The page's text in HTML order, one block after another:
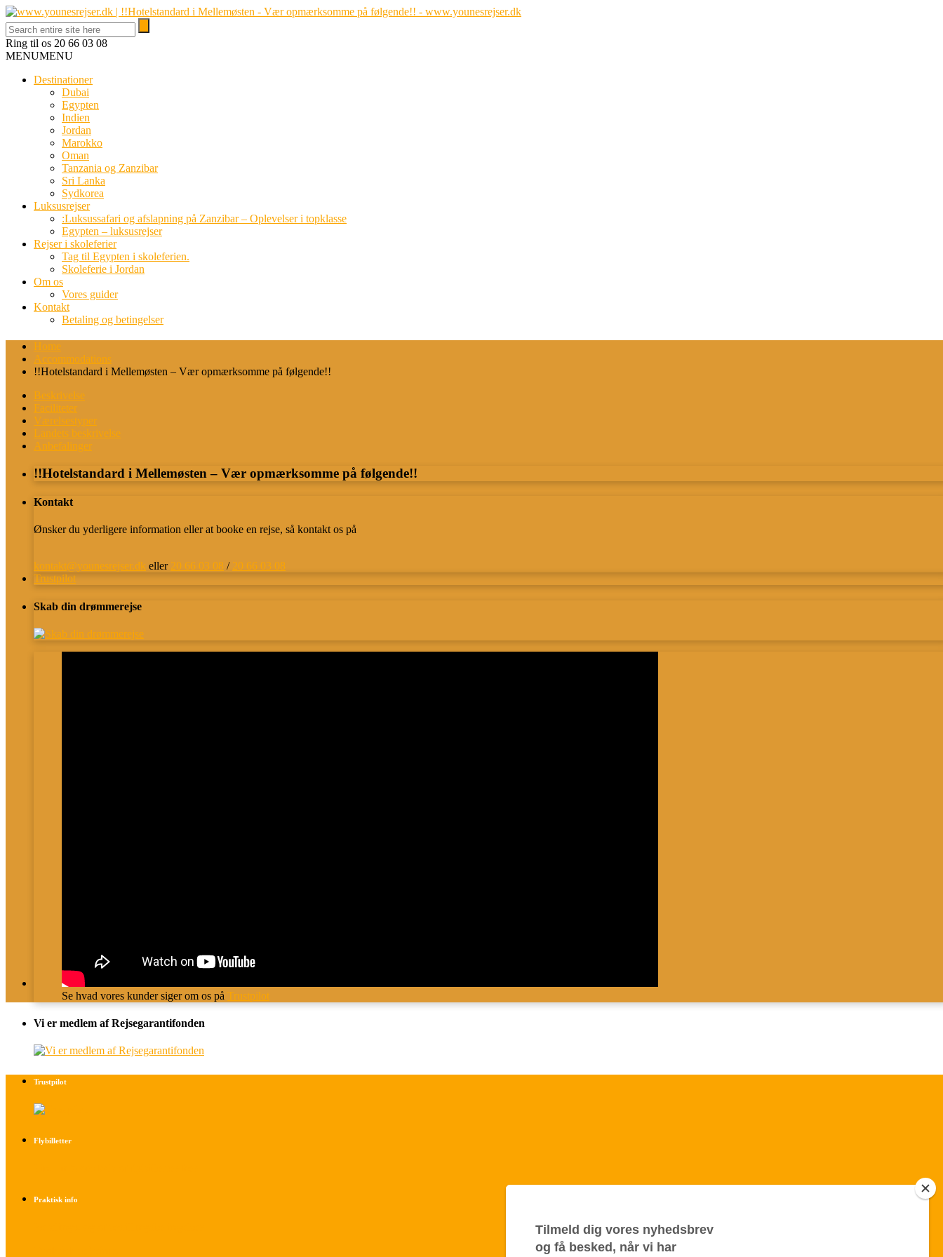
Ring til os 20 66 03 08
MENUMENU
Destinationer
Dubai
Egypten
Indien
Jordan
Marokko
Oman
Tanzania og Zanzibar
Sri Lanka
Sydkorea
Luksusrejser
:Luksussafari og afslapning på Zanzibar – Oplevelser i topklasse
Egypten – luksusrejser
Rejser i skoleferier
Tag til Egypten i skoleferien.
Skoleferie i Jordan
Om os
Vores guider
Kontakt
Betaling og betingelser
Home
Accommodations
!!Hotelstandard i Mellemøsten – Vær opmærksomme på følgende!!
Beskrivelse
Faciliteter
Værelsestyper
Landets beskrivelse
Anbefalinger
!!Hotelstandard i Mellemøsten – Vær opmærksomme på følgende!!
Kontakt
Ønsker du yderligere information eller at booke en rejse, så kontakt os på
kontakt@younesrejser.dk eller 20 66 03 08 / 20 66 03 08
Trustpilot
Skab din drømmerejse
Se hvad vores kunder siger om os på Trustpilot
Vi er medlem af Rejsegarantifonden
Trustpilot
Flybilletter
Praktisk info